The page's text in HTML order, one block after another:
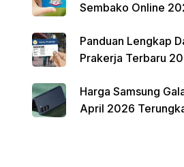
Sembako Online
Panduan Lengkap
Prakerja Terbaru
Harga Samsung
April 2026